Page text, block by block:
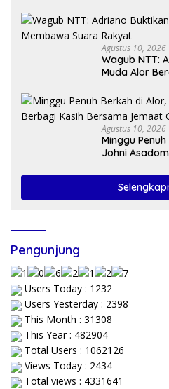
Agustus 10, 2026
Wagub NTT:
Muda Alor
Agustus 10, 2026
Minggu
Johni
Pengunjung
Users Today : 1232
Users Yesterday : 2398
This Month : 31308
This Year : 482904
Total Users : 1062126
Views Today : 2434
Total views : 4331641